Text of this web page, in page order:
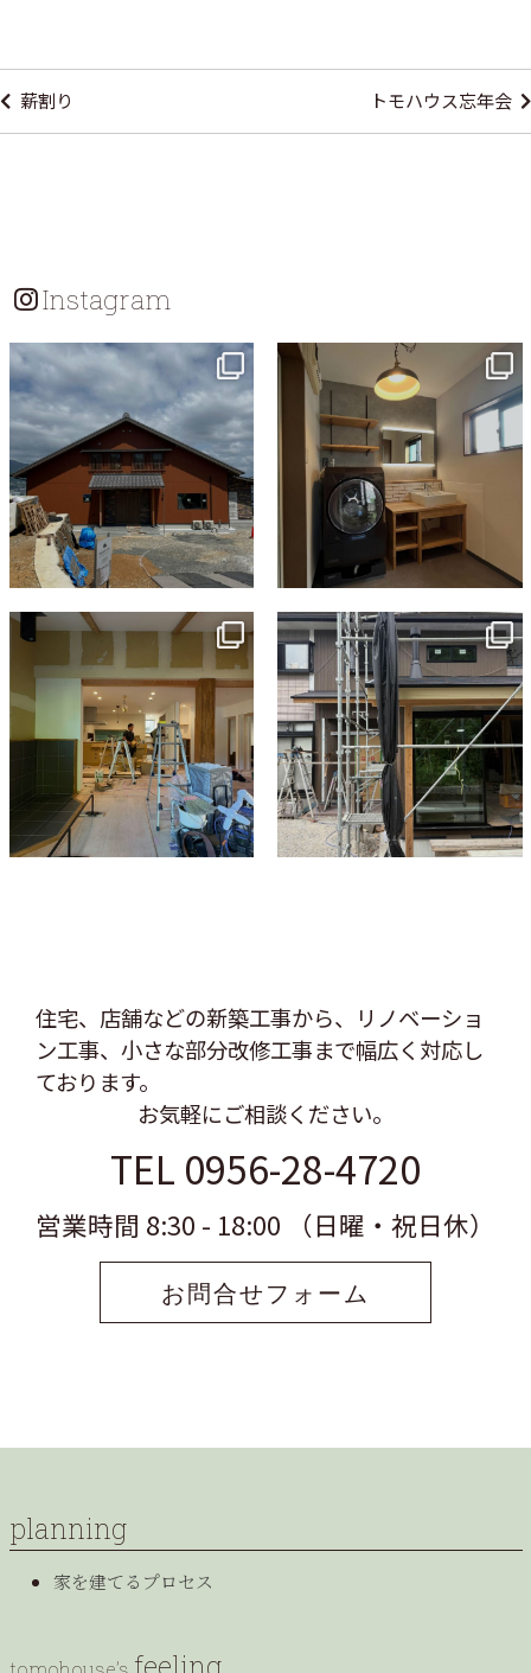
稿
ナ
ョ
ン
薪割り トモハウス忘年会
Instagram
tomohouseinc
tomohouseinc
7月 13
tomohouseinc
tomohouseinc
6月 3
住宅、店舗などの新築工事から、リノベーショ
ン工事、 小さな部分改修工事まで幅広く対応し
ております。
お気軽にご相談ください。
TEL 0956-28-4720
営業時間 8:30 - 18:00 （日曜・祝日休）
お問合せフォーム
planning
家を建てるプロセス